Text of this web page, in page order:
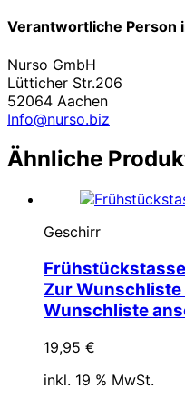
Verantwortliche Person
Nurso GmbH
Lütticher Str.206
52064 Aachen
Info@nurso.biz
Ähnliche
Geschirr
Zur
Wunschliste
19,95 €
inkl. 19 % MwSt.